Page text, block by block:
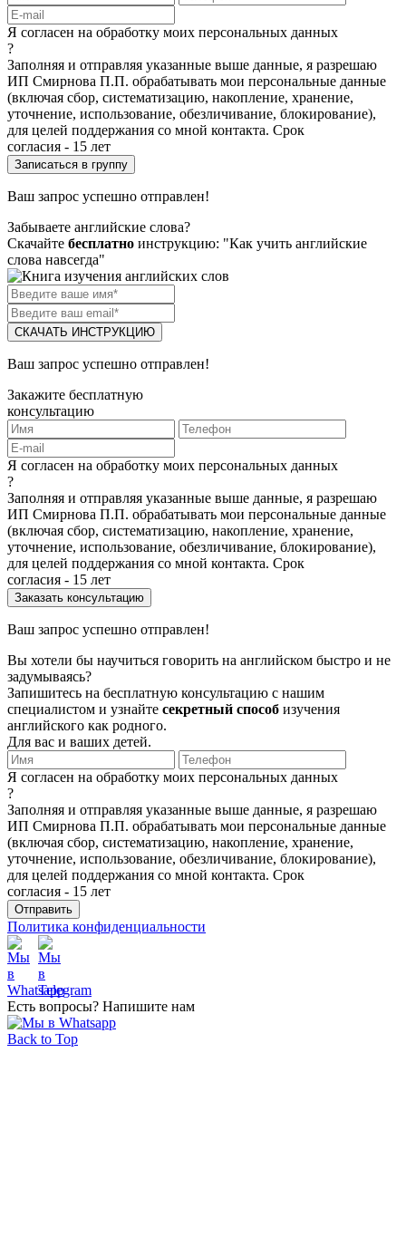
Я согласен на обработку моих персональных данных
?
Заполняя и отправляя указанные выше данные, я разрешаю
ИП Смирнова П.П. обрабатывать мои персональные данные
(включая сбор, систематизацию, накопление, хранение,
уточнение, использование, обезличивание, блокирование),
для целей поддержания со мной контакта. Срок
согласия - 15 лет
Ваш запрос успешно отправлен!
Забываете английские слова?
Скачайте бесплатно инструкцию: "Как учить английские
слова навсегда"
СКАЧАТЬ ИНСТРУКЦИЮ
Ваш запрос успешно отправлен!
Закажите бесплатную
консультацию
Я согласен на обработку моих персональных данных
?
Заполняя и отправляя указанные выше данные, я разрешаю
ИП Смирнова П.П. обрабатывать мои персональные данные
(включая сбор, систематизацию, накопление, хранение,
уточнение, использование, обезличивание, блокирование),
для целей поддержания со мной контакта. Срок
согласия - 15 лет
Ваш запрос успешно отправлен!
Вы хотели бы научиться говорить на английском быстро и не
задумываясь?
Запишитесь на бесплатную консультацию с нашим
специалистом и узнайте секретный способ изучения
английского как родного.
Для вас и ваших детей.
Я согласен на обработку моих персональных данных
?
Заполняя и отправляя указанные выше данные, я разрешаю
ИП Смирнова П.П. обрабатывать мои персональные данные
(включая сбор, систематизацию, накопление, хранение,
уточнение, использование, обезличивание, блокирование),
для целей поддержания со мной контакта. Срок
согласия - 15 лет
Политика конфиденциальности
Есть вопросы? Напишите нам
Back to Top